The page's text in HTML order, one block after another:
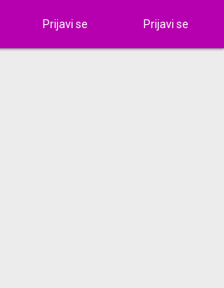
Prijavi se Prijavi se